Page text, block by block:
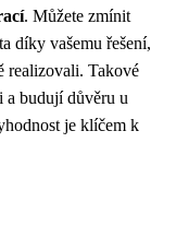
. Můžete zmínit
díky vašemu řešení,
realizovali. Takové
a budují důvěru u
je klíčem k